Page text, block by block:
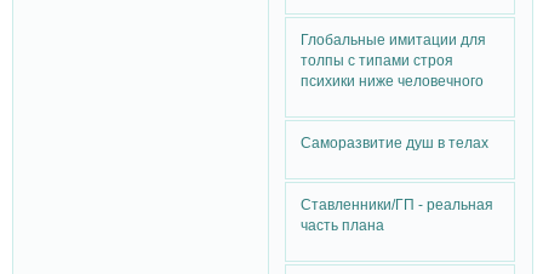
Глобальные имитации для
толпы с типами строя
психики ниже человечного
Саморазвитие душ в телах
Ставленники/ГП - реальная
часть плана